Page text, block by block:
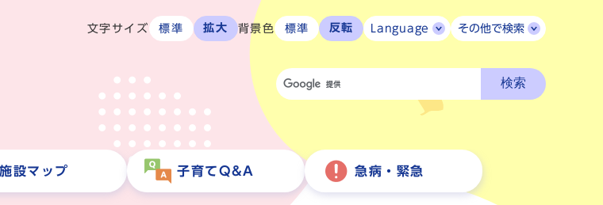
文字サイズ 標準 拡大 背景色 標準 反転 Language その他で検索
検索
施設マップ 子育てQ&A 急病・緊急